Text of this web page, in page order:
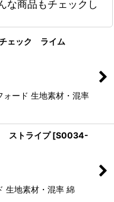
な商品もチェックし
ェック ライム
ード 生地素材・混率
トライプ [S0034-
生地素材・混率 綿